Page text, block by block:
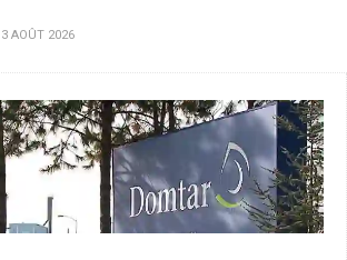
3 AOÛT 2026